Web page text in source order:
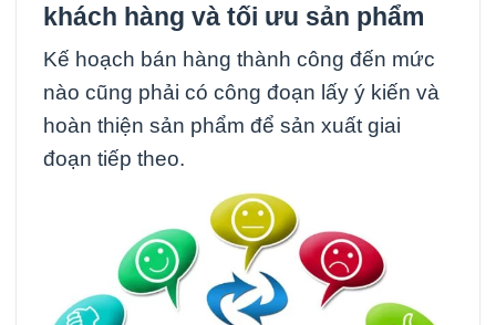
khách hàng và tối ưu sản phẩm
Kế hoạch bán hàng thành công đến mức
nào cũng phải có công đoạn lấy ý kiến và
hoàn thiện sản phẩm để sản xuất giai
đoạn tiếp theo.